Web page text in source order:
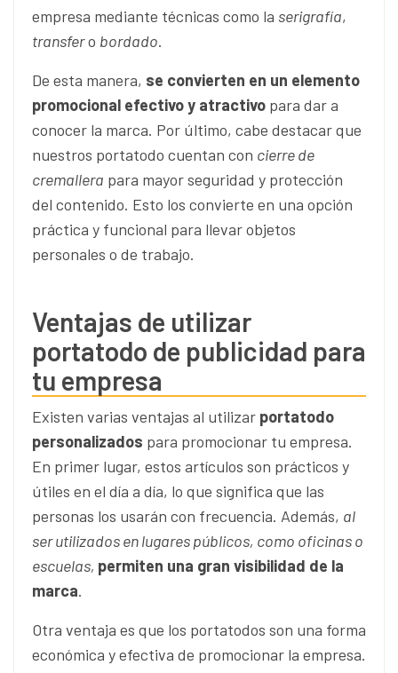
empresa mediante técnicas como la serigrafía,
transfero bordado.
De esta manera, se convierten en un elemento
promocional efectivo y atractivo para dar a
conocer la marca. Por último, cabe destacar que
nuestros portatodo cuentan con cierre de
cremallera para mayor seguridad y protección
del contenido. Esto los convierte en una opción
práctica y funcional para llevar objetos
personales o de trabajo.
Ventajas de utilizar
portatodo de publicidad para
tu empresa
Existen varias ventajas al utilizar portatodo
personalizados para promocionar tu empresa.
En primer lugar, estos artículos son prácticos y
útiles en el día a día, lo que significa que las
personas los usarán con frecuencia. Además, al
ser utilizados en lugares públicos, como oficinas o
escuelas, permiten una gran visibilidad de la
marca.
Otra ventaja es que los portatodos son una forma
económica y efectiva de promocionar la empresa.